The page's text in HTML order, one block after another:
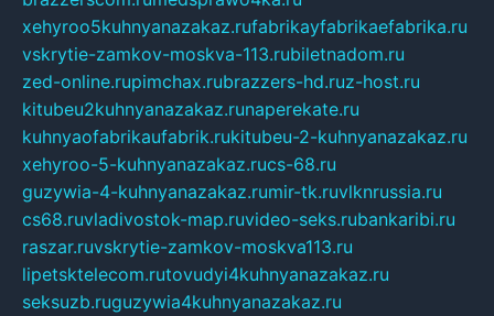
xehyroo5kuhnyanazakaz.rufabrikayfabrikaefabrika.ru
vskrytie-zamkov-moskva-113.rubiletnadom.ru
zed-online.rupimchax.rubrazzers-hd.ruz-host.ru
kitubeu2kuhnyanazakaz.runaperekate.ru
kuhnyaofabrikaufabrik.rukitubeu-2-kuhnyanazakaz.ru
xehyroo-5-kuhnyanazakaz.rucs-68.ru
guzywia-4-kuhnyanazakaz.rumir-tk.ruvlknrussia.ru
cs68.ruvladivostok-map.ruvideo-seks.rubankaribi.ru
raszar.ruvskrytie-zamkov-moskva113.ru
lipetsktelecom.rutovudyi4kuhnyanazakaz.ru
seksuzb.ruguzywia4kuhnyanazakaz.ru